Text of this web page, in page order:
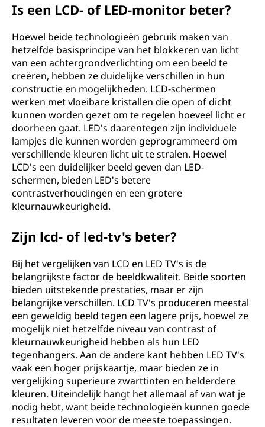
Is een LCD- of LED-monitor beter?
Hoewel beide technologieën gebruik maken van
hetzelfde basisprincipe van het blokkeren van licht
van een achtergrondverlichting om een beeld te
creëren, hebben ze duidelijke verschillen in hun
constructie en mogelijkheden. LCD-schermen
werken met vloeibare kristallen die open of dicht
kunnen worden gezet om te regelen hoeveel licht er
doorheen gaat. LED's daarentegen zijn individuele
lampjes die kunnen worden geprogrammeerd om
verschillende kleuren licht uit te stralen. Hoewel
LCD's een duidelijker beeld geven dan LED-
schermen, bieden LED's betere
contrastverhoudingen en een grotere
kleurnauwkeurigheid.
Zijn lcd- of led-tv's beter?
Bij het vergelijken van LCD en LED TV's is de
belangrijkste factor de beeldkwaliteit. Beide soorten
bieden uitstekende prestaties, maar er zijn
belangrijke verschillen. LCD TV's produceren meestal
een geweldig beeld tegen een lagere prijs, hoewel ze
mogelijk niet hetzelfde niveau van contrast of
kleurnauwkeurigheid hebben als hun LED
tegenhangers. Aan de andere kant hebben LED TV's
vaak een hoger prijskaartje, maar bieden ze in
vergelijking superieure zwarttinten en helderdere
kleuren. Uiteindelijk hangt het allemaal af van wat je
nodig hebt, want beide technologieën kunnen goede
resultaten leveren voor de meeste toepassingen.